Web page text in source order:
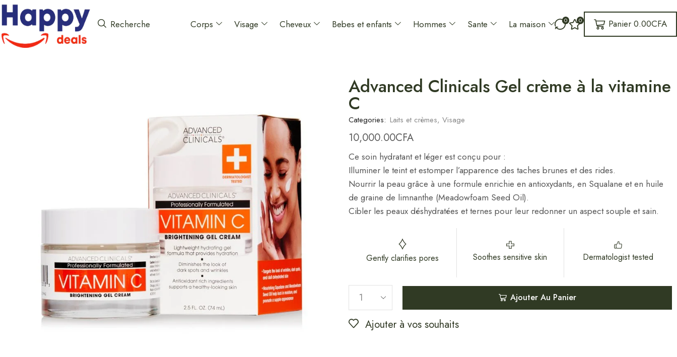
Recherche Corps Visage Cheveux Bebes et enfants Hommes Sante La maison 0 0 Panier 0.00CFA
Advanced Clinicals Gel crème à la vitamine
C
Categories: Laits et crèmes, Visage
10,000.00CFA
Ce soin hydratant et léger est conçu pour :
Illuminer le teint et estomper l’apparence des taches brunes et des rides.
Nourrir la peau grâce à une formule enrichie en antioxydants, en Squalane et en huile
de graine de limnanthe (Meadowfoam Seed Oil).
Cibler les peaux déshydratées et ternes pour leur redonner un aspect souple et sain.
Gently clarifies pores Soothes sensitive skin Dermatologist tested
Ajouter Au Panier
Ajouter à vos souhaits